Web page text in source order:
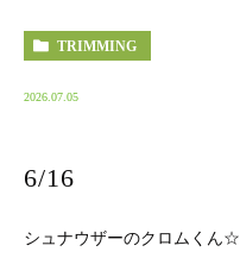
TRIMMING
2026.07.05
6/16
シュナウザーのクロムくん☆